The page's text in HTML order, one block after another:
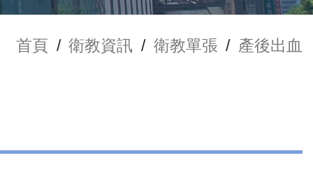
首頁 / 衛教資訊 / 衛教單張 / 產後出血